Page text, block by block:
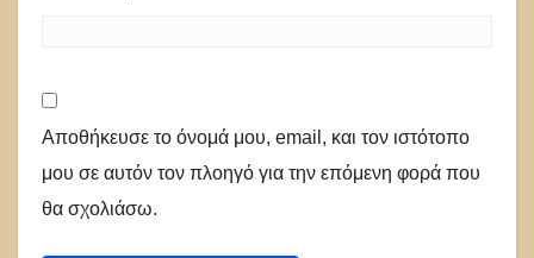
Αποθήκευσε το όνομά μου, email, και τον ιστότοπο
μου σε αυτόν τον πλοηγό για την επόμενη φορά που
θα σχολιάσω.